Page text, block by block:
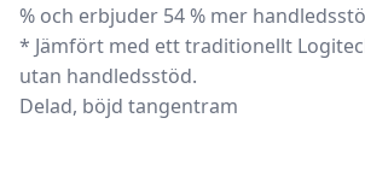
% och erbjuder 54 % mer
* Jämfört med ett traditionellt
utan handledsstöd.
Delad, böjd tangentram